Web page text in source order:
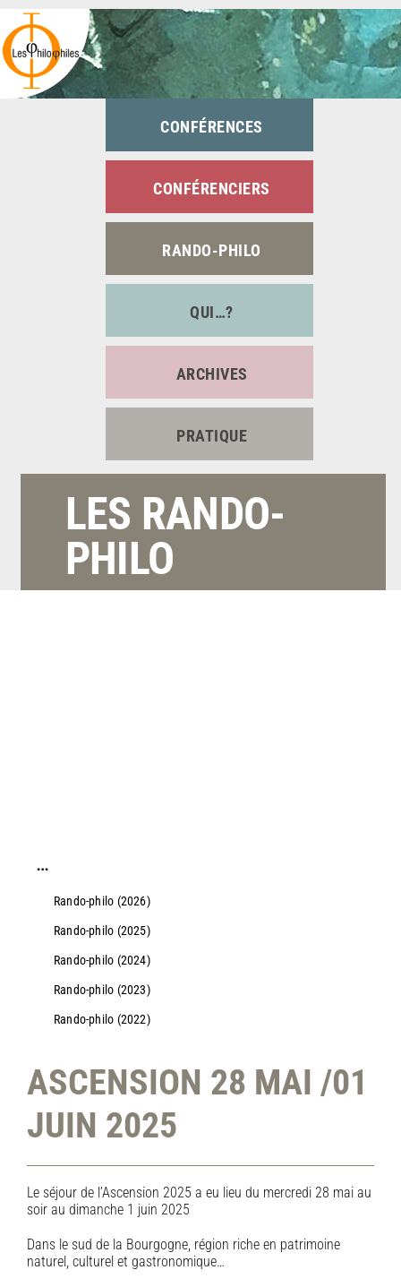
Passer
au
contenu
CONFÉRENCES
CONFÉRENCIERS
RANDO-PHILO
QUI…?
ARCHIVES
PRATIQUE
LES RANDO-
PHILO
…
Rando-philo (2026)
Rando-philo (2025)
Rando-philo (2024)
Rando-philo (2023)
Rando-philo (2022)
ASCENSION 28 MAI /01
JUIN 2025
Le séjour de l’Ascension 2025 a eu lieu du mercredi 28 mai au
soir au dimanche 1 juin 2025
Dans le sud de la Bourgogne, région riche en patrimoine
naturel, culturel et gastronomique…